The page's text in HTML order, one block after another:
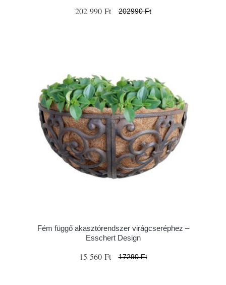
202 990 Ft 202990 Ft
Fém függő akasztórendszer virágcseréphez –
Esschert Design
15 560 Ft 17290 Ft